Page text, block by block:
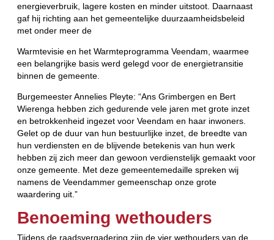
energieverbruik, lagere kosten en minder uitstoot. Daarnaast
gaf hij richting aan het gemeentelijke duurzaamheidsbeleid
met onder meer de
Warmtevisie en het Warmteprogramma Veendam, waarmee
een belangrijke basis werd gelegd voor de energietransitie
binnen de gemeente.
Burgemeester Annelies Pleyte: “Ans Grimbergen en Bert
Wierenga hebben zich gedurende vele jaren met grote inzet
en betrokkenheid ingezet voor Veendam en haar inwoners.
Gelet op de duur van hun bestuurlijke inzet, de breedte van
hun verdiensten en de blijvende betekenis van hun werk
hebben zij zich meer dan gewoon verdienstelijk gemaakt voor
onze gemeente. Met deze gemeentemedaille spreken wij
namens de Veendammer gemeenschap onze grote
waardering uit.”
Benoeming wethouders
Tijdens de raadsvergadering zijn de vier wethouders van de